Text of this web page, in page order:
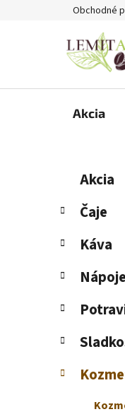
Obchodné
Akcia
č
ý
a
n
l
Preskočiť
kategórie
e
ó
i
Akcia
Čaje
Káva
Nápoje